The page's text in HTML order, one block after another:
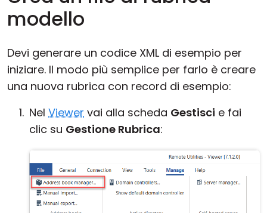
modello
Devi generare un codice XML di esempio per
iniziare. Il modo più semplice per farlo è creare
una nuova rubrica con record di esempio:
Nel Viewer vai alla scheda Gestisci e fai
clic su Gestione Rubrica: